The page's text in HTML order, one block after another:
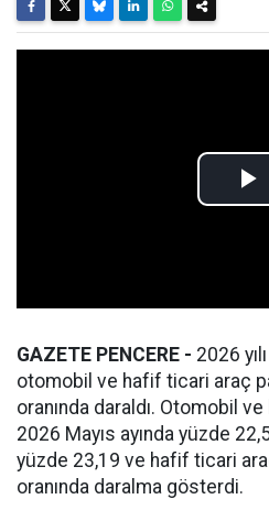
GAZETE PENCERE - 2026
otomobil ve hafif ticari araç
oranında daraldı. Otomobil
2026 Mayıs ayında yüzde
yüzde 23,19 ve hafif ticari
oranında daralma gösterdi.